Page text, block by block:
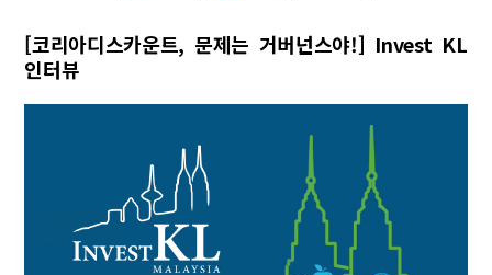
[코리아디스카운트, 문제는 거버넌스야!] Invest KL
인터뷰